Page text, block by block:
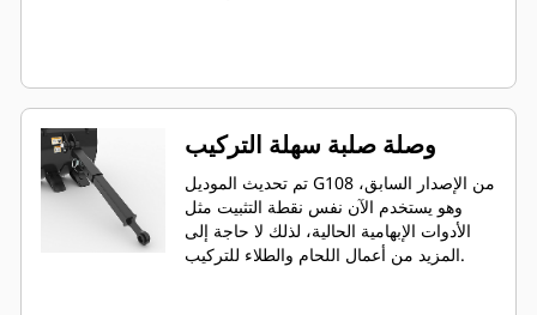
وصلة صلبة سهلة التركيب
تم تحديث الموديل G108 من الإصدار السابق،
وهو يستخدم الآن نفس نقطة التثبيت مثل
الأدوات الإبهامية الحالية، لذلك لا حاجة إلى
المزيد من أعمال اللحام والطلاء للتركيب.